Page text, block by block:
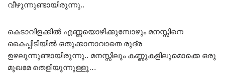
വീഴുന്നുണ്ടായിരുന്നു..
കെടാവിളക്കിൽ എണ്ണയൊഴിക്കുമ്പോഴും മനസ്സിനെ
കൈപ്പിടിയിൽ ഒതുക്കാനാവാതെ രുദ്ര
ഉഴലുന്നുണ്ടായിരുന്നു.. മനസ്സിലും കണ്ണുകളിലുമൊക്കെ ഒരു
മുഖമേ തെളിയുന്നുള്ളൂ…